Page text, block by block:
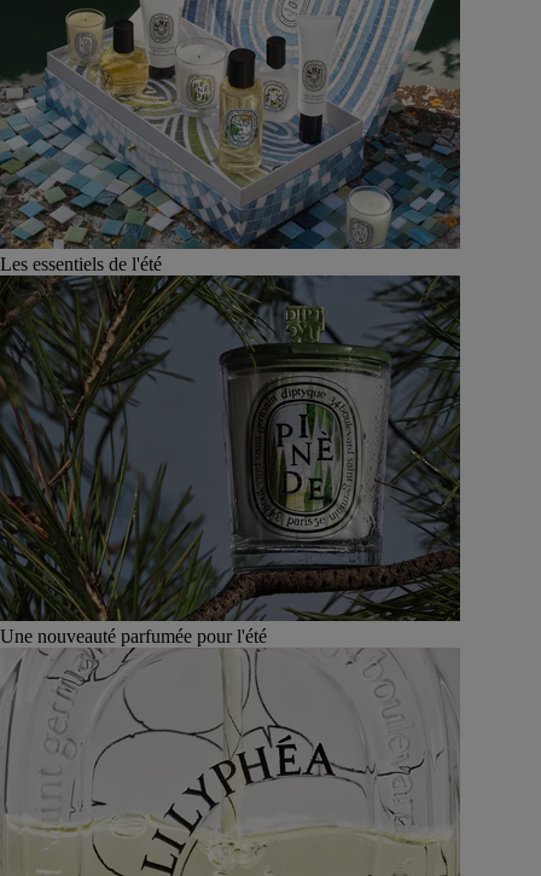
Les essentiels de l'été
Une nouveauté parfumée pour l'été